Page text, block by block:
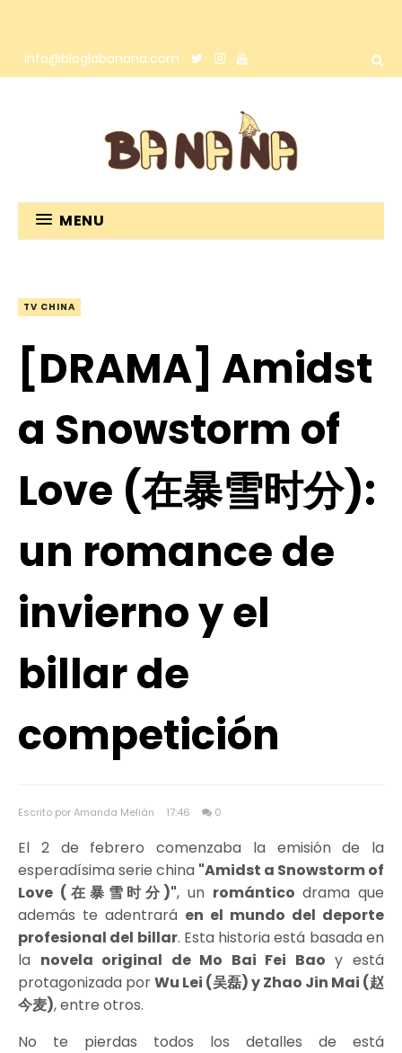
info@bloglabanana.com
MENU
TV CHINA
[DRAMA] Amidst
a Snowstorm of
Love (在暴雪时分):
un romance de
invierno y el
billar de
competición
Escrito por Amanda Melián 17:46 0
El 2 de febrero comenzaba la emisión de la
esperadísima serie china "Amidst a Snowstorm of
Love (在暴雪时分)", un romántico drama que
además te adentrará en el mundo del deporte
profesional del billar. Esta historia está basada en
la novela original de Mo Bai Fei Bao y está
protagonizada porWu Lei (吴磊) y Zhao Jin Mai (赵
今麦), entre otros.
No te pierdas todos los detalles de está